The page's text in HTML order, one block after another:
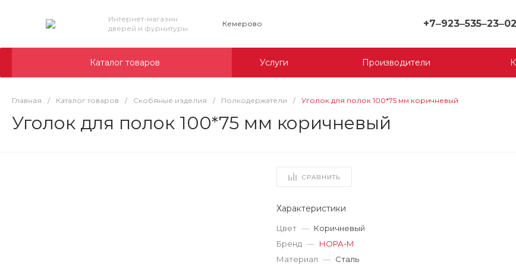
Интернет-магазин
дверей и фурнитуры
Кемерово +7‒923‒535‒23‒02
г. Кемерово, ул. Юрия
Пн-Сб: 9:00-19:00
Вс: 9:00-17:00
Каталог товаров Услуги Производители
Главная / Каталог товаров / Скобяные изделия / Полкодержатели / Уголок для полок 100*75 мм коричневый
Уголок для полок 100*75 мм коричневый
СРАВНИТЬ
Характеристики
Цвет — Коричневый
Бренд — НОРА-М
Материал — Сталь